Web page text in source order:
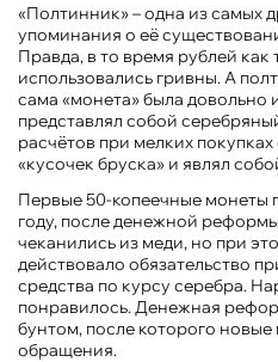
«Полтинник» – одна из самых
упоминания о её
Правда, в то время рублей
использовались гривны. А
сама «монета» была довольно
представлял собой
расчётов при мелких
«кусочек бруска» и являл
Первые 50-копеечные монеты
году, после денежной
чеканились из меди, но при
действовало обязательство
средства по курсу серебра.
понравилось. Денежная
бунтом, после которого
обращения.